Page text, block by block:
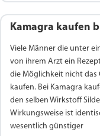
Kamagra kaufen
Viele Männer die unter
von ihrem Arzt ein
die Möglichkeit nicht das
kaufen. Bei Kamagra
den selben Wirkstoff
Wirkungsweise ist
wesentlich günstiger